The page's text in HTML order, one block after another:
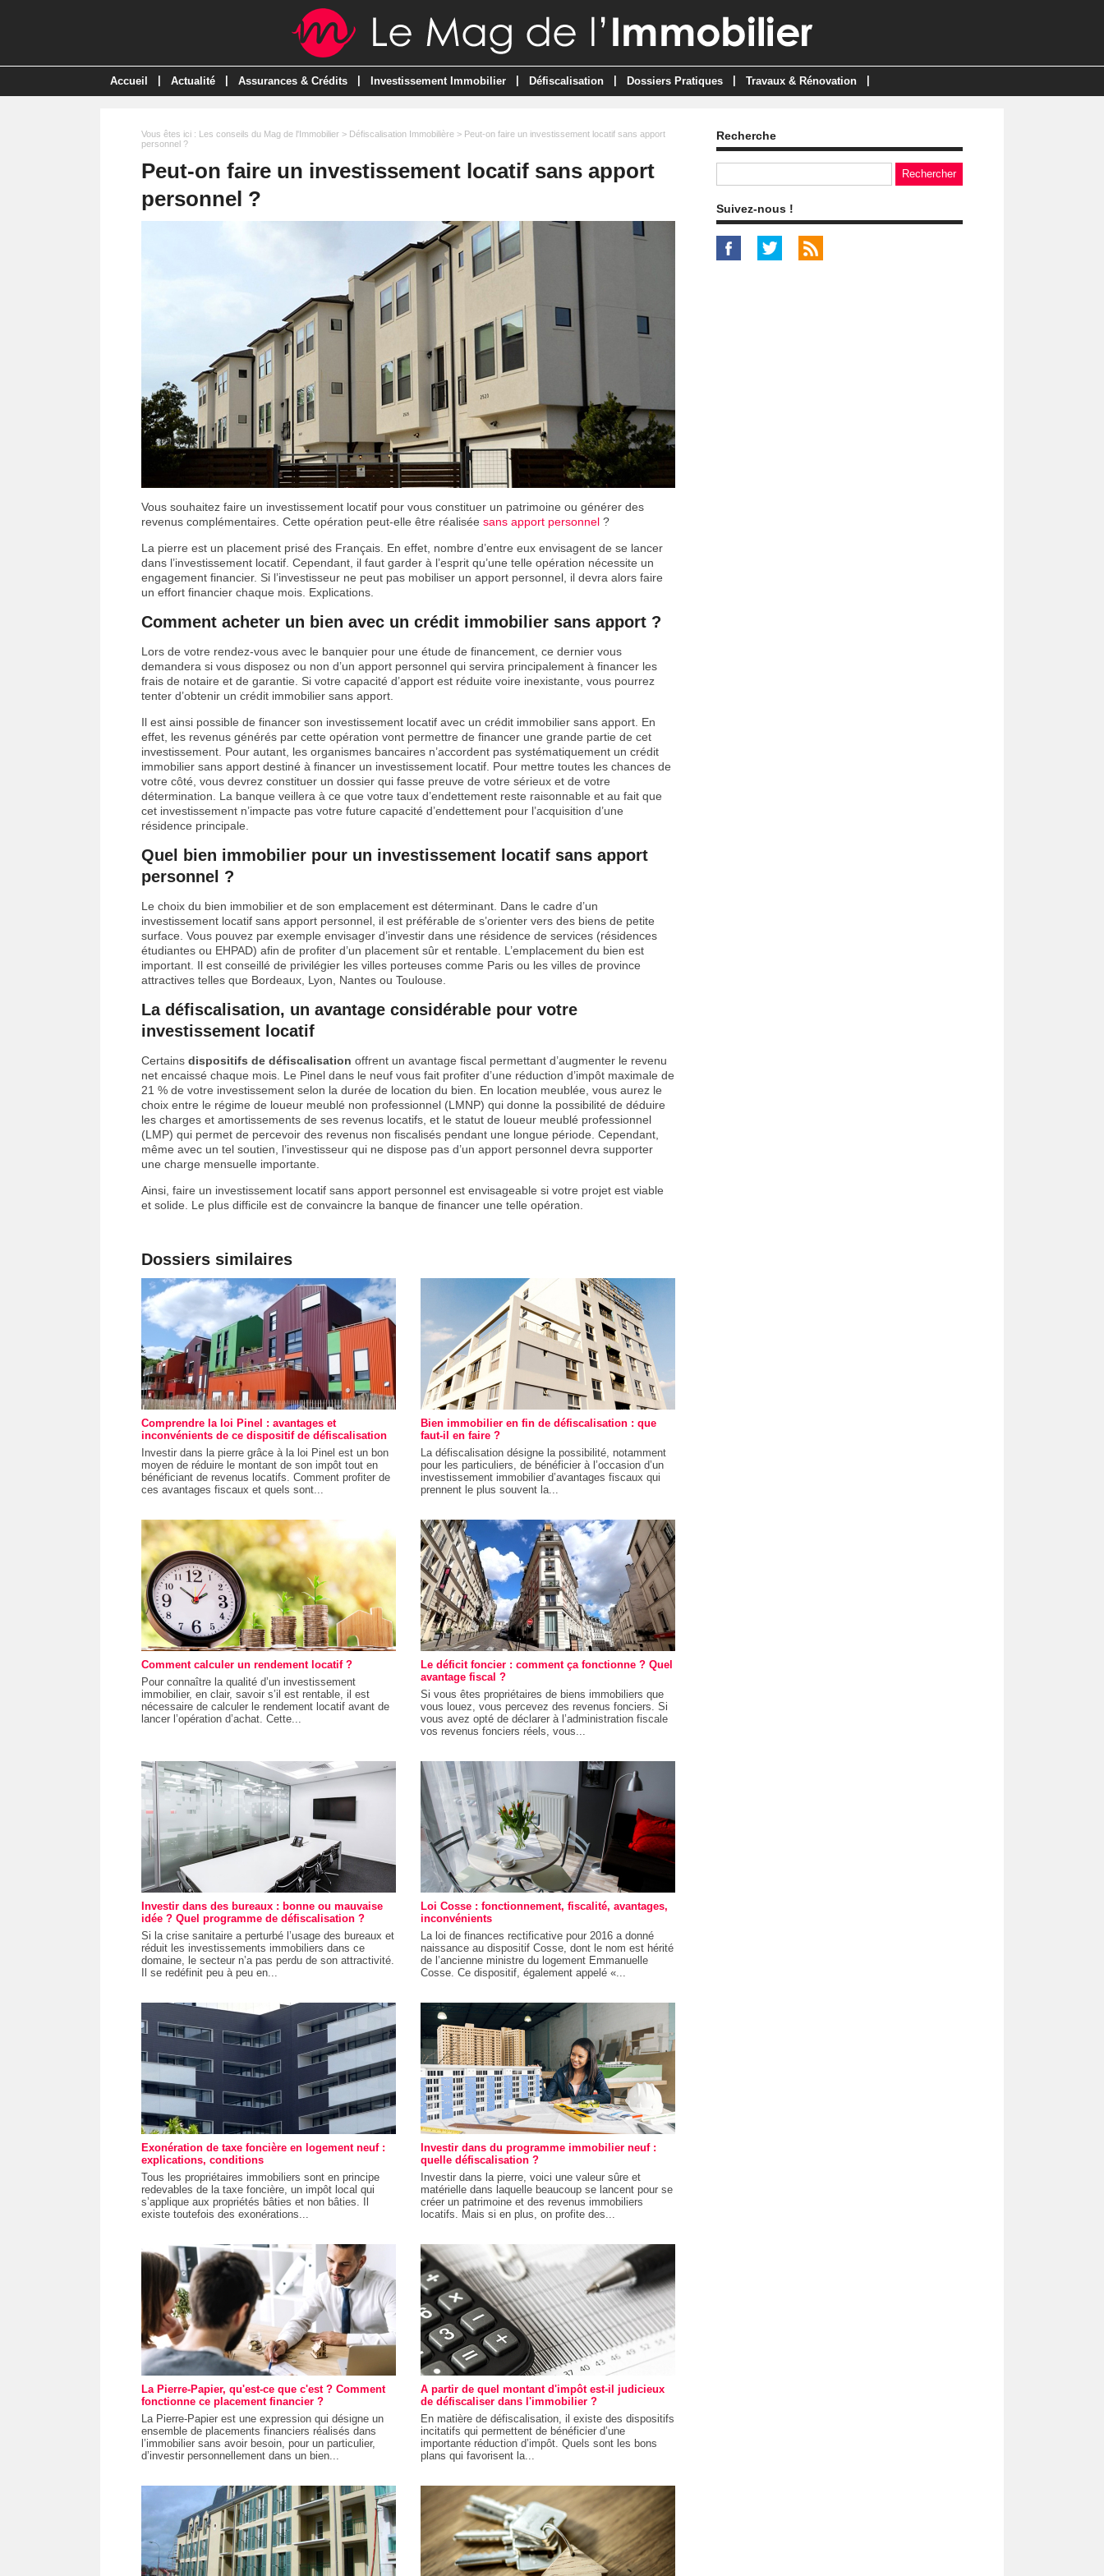
Accueil Actualité Assurances & Crédits Investissement Immobilier Défiscalisation Dossiers Pratiques Travaux & Rénovation
Vous êtes ici : Les conseils du Mag de l'Immobilier > Défiscalisation Immobilière > Peut-on faire un investissement locatif sans apport
personnel ?
Peut-on faire un investissement locatif sans apport
personnel ?
Vous souhaitez faire un investissement locatif pour vous constituer un patrimoine ou générer des
revenus complémentaires. Cette opération peut-elle être réalisée sans apport personnel ?
La pierre est un placement prisé des Français. En effet, nombre d’entre eux envisagent de se lancer
dans l’investissement locatif. Cependant, il faut garder à l’esprit qu’une telle opération nécessite un
engagement financier. Si l’investisseur ne peut pas mobiliser un apport personnel, il devra alors faire
un effort financier chaque mois. Explications.
Comment acheter un bien avec un crédit immobilier sans apport ?
Lors de votre rendez-vous avec le banquier pour une étude de financement, ce dernier vous
demandera si vous disposez ou non d’un apport personnel qui servira principalement à financer les
frais de notaire et de garantie. Si votre capacité d’apport est réduite voire inexistante, vous pourrez
tenter d’obtenir un crédit immobilier sans apport.
Il est ainsi possible de financer son investissement locatif avec un crédit immobilier sans apport. En
effet, les revenus générés par cette opération vont permettre de financer une grande partie de cet
investissement. Pour autant, les organismes bancaires n’accordent pas systématiquement un crédit
immobilier sans apport destiné à financer un investissement locatif. Pour mettre toutes les chances de
votre côté, vous devrez constituer un dossier qui fasse preuve de votre sérieux et de votre
détermination. La banque veillera à ce que votre taux d’endettement reste raisonnable et au fait que
cet investissement n’impacte pas votre future capacité d’endettement pour l’acquisition d’une
résidence principale.
Quel bien immobilier pour un investissement locatif sans apport
personnel ?
Le choix du bien immobilier et de son emplacement est déterminant. Dans le cadre d’un
investissement locatif sans apport personnel, il est préférable de s’orienter vers des biens de petite
surface. Vous pouvez par exemple envisager d’investir dans une résidence de services (résidences
étudiantes ou EHPAD) afin de profiter d’un placement sûr et rentable. L’emplacement du bien est
important. Il est conseillé de privilégier les villes porteuses comme Paris ou les villes de province
attractives telles que Bordeaux, Lyon, Nantes ou Toulouse.
La défiscalisation, un avantage considérable pour votre
investissement locatif
Certains dispositifs de défiscalisation offrent un avantage fiscal permettant d’augmenter le revenu
net encaissé chaque mois. Le Pinel dans le neuf vous fait profiter d’une réduction d’impôt maximale de
21 % de votre investissement selon la durée de location du bien. En location meublée, vous aurez le
choix entre le régime de loueur meublé non professionnel (LMNP) qui donne la possibilité de déduire
les charges et amortissements de ses revenus locatifs, et le statut de loueur meublé professionnel
(LMP) qui permet de percevoir des revenus non fiscalisés pendant une longue période. Cependant,
même avec un tel soutien, l’investisseur qui ne dispose pas d’un apport personnel devra supporter
une charge mensuelle importante.
Ainsi, faire un investissement locatif sans apport personnel est envisageable si votre projet est viable
et solide. Le plus difficile est de convaincre la banque de financer une telle opération.
Dossiers similaires
Comprendre la loi Pinel : avantages et
inconvénients de ce dispositif de défiscalisation
Investir dans la pierre grâce à la loi Pinel est un bon
moyen de réduire le montant de son impôt tout en
bénéficiant de revenus locatifs. Comment profiter de
ces avantages fiscaux et quels sont...
Bien immobilier en fin de défiscalisation : que
faut-il en faire ?
La défiscalisation désigne la possibilité, notamment
pour les particuliers, de bénéficier à l’occasion d’un
investissement immobilier d’avantages fiscaux qui
prennent le plus souvent la...
Comment calculer un rendement locatif ?
Pour connaître la qualité d’un investissement
immobilier, en clair, savoir s’il est rentable, il est
nécessaire de calculer le rendement locatif avant de
lancer l’opération d’achat. Cette...
Le déficit foncier : comment ça fonctionne ? Quel
avantage fiscal ?
Si vous êtes propriétaires de biens immobiliers que
vous louez, vous percevez des revenus fonciers. Si
vous avez opté de déclarer à l’administration fiscale
vos revenus fonciers réels, vous...
Investir dans des bureaux : bonne ou mauvaise
idée ? Quel programme de défiscalisation ?
Si la crise sanitaire a perturbé l’usage des bureaux et
réduit les investissements immobiliers dans ce
domaine, le secteur n’a pas perdu de son attractivité.
Il se redéfinit peu à peu en...
Loi Cosse : fonctionnement, fiscalité, avantages,
inconvénients
La loi de finances rectificative pour 2016 a donné
naissance au dispositif Cosse, dont le nom est hérité
de l’ancienne ministre du logement Emmanuelle
Cosse. Ce dispositif, également appelé «...
Exonération de taxe foncière en logement neuf :
explications, conditions
Tous les propriétaires immobiliers sont en principe
redevables de la taxe foncière, un impôt local qui
s’applique aux propriétés bâties et non bâties. Il
existe toutefois des exonérations...
Investir dans du programme immobilier neuf :
quelle défiscalisation ?
Investir dans la pierre, voici une valeur sûre et
matérielle dans laquelle beaucoup se lancent pour se
créer un patrimoine et des revenus immobiliers
locatifs. Mais si en plus, on profite des...
La Pierre-Papier, qu'est-ce que c'est ? Comment
fonctionne ce placement financier ?
La Pierre-Papier est une expression qui désigne un
ensemble de placements financiers réalisés dans
l’immobilier sans avoir besoin, pour un particulier,
d’investir personnellement dans un bien...
A partir de quel montant d'impôt est-il judicieux
de défiscaliser dans l'immobilier ?
En matière de défiscalisation, il existe des dispositifs
incitatifs qui permettent de bénéficier d’une
importante réduction d’impôt. Quels sont les bons
plans qui favorisent la...
Recherche
Suivez-nous !